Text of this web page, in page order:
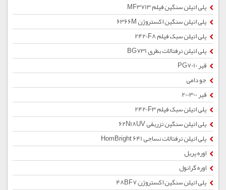
پلی اتیلن سنگین فیلم MF3713
پلی اتیلن سنگین اکستروژن 6366M
پلی اتیلن سبک فیلم 2420F8
پلی اتیلن ترفتالات بطری BG731
قیر PG7010
جو دامی
قیر 200300
پلی اتیلن سبک فیلم 2420F3
پلی اتیلن سنگین تزریقی 62N18UV
پلی اتیلن ترفتالات نساجی HomBright 641
اوره پریل
اوره گرانول
پلی اتیلن سنگین اکستروژن 48BF7